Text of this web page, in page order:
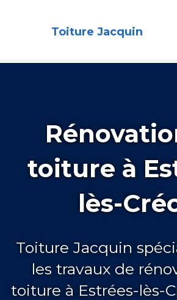
Toiture Jacquin
toiture à
lès-
Toiture Jacquin
les travaux de
toiture à Estrées-lès-